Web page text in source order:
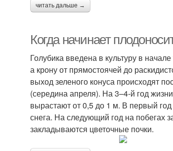
читать дальше →
Когда начинает
Голубика введена в культуру в
а крону от прямостоячей до
выход зеленого конуса происходят
(середина апреля). На 3–4-й год
вырастают от 0,5 до 1 м. В первый
снега. На следующий год на побегах
закладываются цветочные почки.